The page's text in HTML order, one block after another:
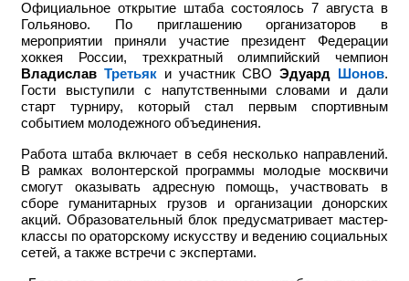
Официальное открытие штаба состоялось 7 августа в
Гольяново. По приглашению организаторов в
мероприятии приняли участие
президент Федерации
хоккея России, трехкратный олимпийский чемпион
Владислав Третьяки участник СВО Эдуард Шонов.
Гости выступили с напутственными словами и дали
старт турниру, который стал первым спортивным
событием молодежного объединения.
Работа штаба включает в себя несколько направлений.
В рамках волонтерской программы молодые москвичи
смогут оказывать адресную помощь, участвовать в
сборе гуманитарных грузов и организации донорских
акций. Образовательный блок предусматривает мастер-
классы по ораторскому искусству и ведению социальных
сетей, а также встречи с экспертами.